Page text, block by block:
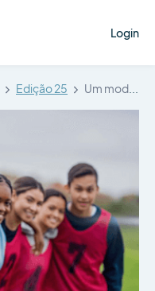
Login
Edição 25